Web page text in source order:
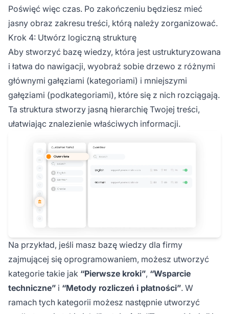
Poświęć więc czas. Po zakończeniu będziesz mieć
jasny obraz zakresu treści, którą należy zorganizować.
Krok 4: Utwórz logiczną strukturę
Aby stworzyć bazę wiedzy, która jest ustrukturyzowana
i łatwa do nawigacji, wyobraź sobie drzewo z różnymi
głównymi gałęziami (kategoriami) i mniejszymi
gałęziami (podkategoriami), które się z nich rozciągają.
Ta struktura stworzy jasną hierarchię Twojej treści,
ułatwiając znalezienie właściwych informacji.
Na przykład, jeśli masz bazę wiedzy dla firmy
zajmującej się oprogramowaniem, możesz utworzyć
kategorie takie jak “Pierwsze kroki”, “Wsparcie
techniczne” i “Metody rozliczeń i płatności”. W
ramach tych kategorii możesz następnie utworzyć